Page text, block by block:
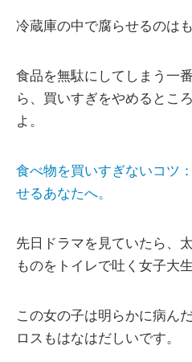
冷蔵庫の中で腐らせるのは
食品を無駄にしてしまう一
ら、買いすぎをやめるとこ
よ。
食べ物を買いすぎないコツ
せるあなたへ。
先日ドラマを見ていたら、
ものをトイレで吐く女子大
この女の子は明らかに病ん
ロスもはなはだしいです。